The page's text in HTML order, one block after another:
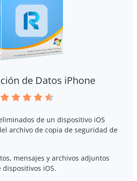
de Datos iPhone
de un dispositivo iOS
archivo de copia de seguridad de
mensajes y archivos adjuntos
dispositivos iOS.